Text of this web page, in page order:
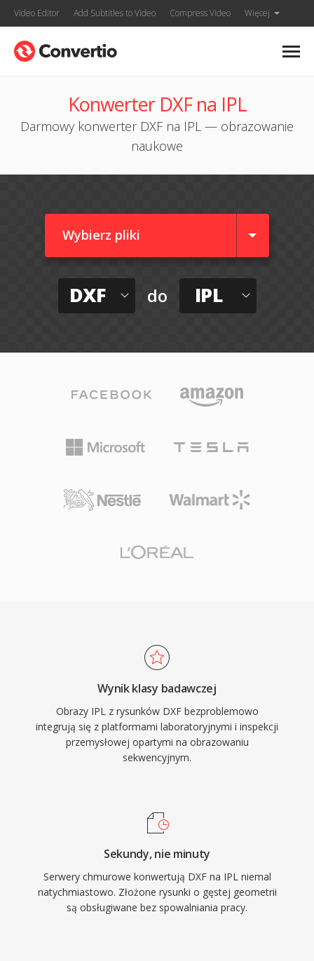
Video Editor Add Subtitles to Video Compress Video Więcej
Konwerter DXF na IPL
Darmowy konwerter DXF na IPL — obrazowanie
naukowe
Wybierz pliki
DXF do IPL
Wynik klasy badawczej
Obrazy IPL z rysunków DXF bezproblemowo
integrują się z platformami laboratoryjnymi i inspekcji
przemysłowej opartymi na obrazowaniu
sekwencyjnym.
Sekundy, nie minuty
Serwery chmurowe konwertują DXF na IPL niemal
natychmiastowo. Złożone rysunki o gęstej geometrii
są obsługiwane bez spowalniania pracy.